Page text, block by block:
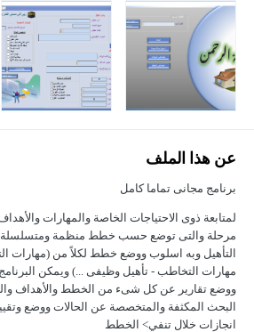
عن هذا الملف
برنامج مجانى تماما كامل
لمتابعة ذوى الاحتياجات الخاصة والمهارات
مرحلة والتى توضع حسب خطط منظمة ومتسلسلة
التأهيل وبه اسلوب ووضع خطط لكلاً من (مهارات
مهارات التخاطب - تأهيل وظيفى ...) ويمكن
ووضع تقارير عن كل شىء من الخطط والأهداف
البحث المكثفة والمتخصصة عن الحالات ووضع
انجازات خلال تنفي> الخطط